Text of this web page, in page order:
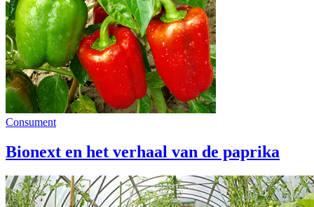
Consument
Bionext en het verhaal van de paprika